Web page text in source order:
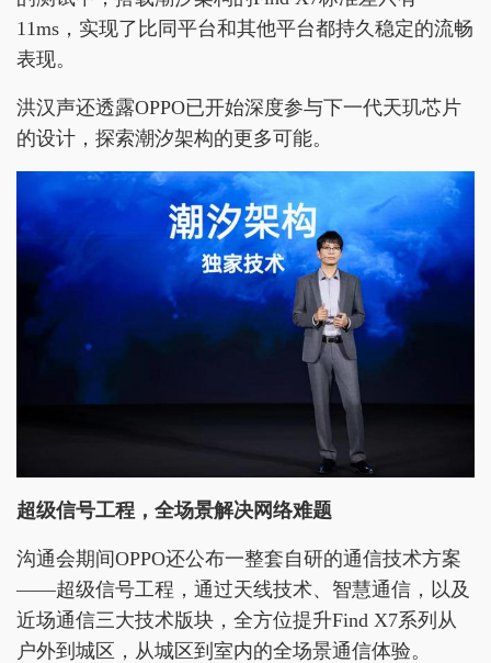
11ms，实现了比同平台和其他平台都持久稳定的流畅
表现。
洪汉声还透露OPPO已开始深度参与下一代天玑芯片
的设计，探索潮汐架构的更多可能。
超级信号工程，全场景解决网络难题
沟通会期间OPPO还公布一整套自研的通信技术方案
——超级信号工程，通过天线技术、智慧通信，以及
近场通信三大技术版块，全方位提升Find X7系列从
户外到城区，从城区到室内的全场景通信体验。